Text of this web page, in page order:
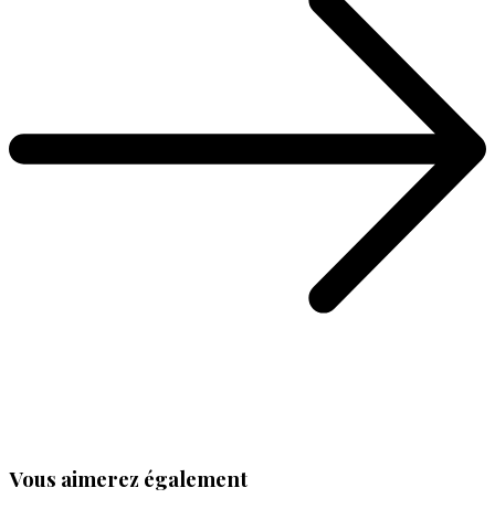
Vous aimerez également